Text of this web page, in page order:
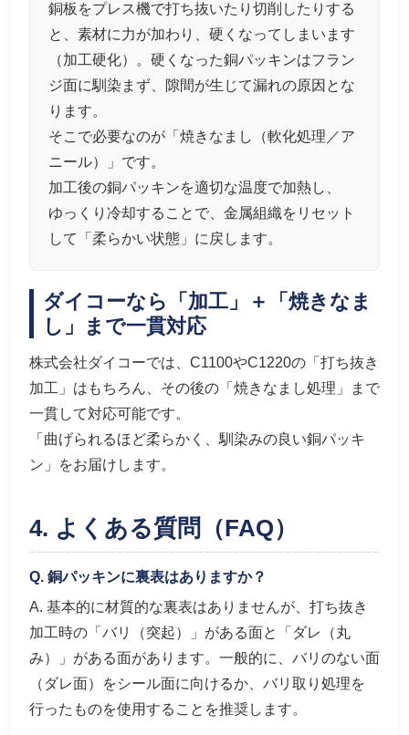
銅板をプレス機で打ち抜いたり切削したりする
と、素材に力が加わり、硬くなってしまいます
（加工硬化）。硬くなった銅パッキンはフラン
ジ面に馴染まず、隙間が生じて漏れの原因とな
ります。
そこで必要なのが「焼きなまし（軟化処理／ア
ニール）」です。
加工後の銅パッキンを適切な温度で加熱し、
ゆっくり冷却することで、金属組織をリセット
して「柔らかい状態」に戻します。
ダイコーなら「加工」＋「焼きなま
し」まで一貫対応
株式会社ダイコーでは、C1100やC1220の「打ち抜き
加工」はもちろん、その後の「焼きなまし処理」まで
一貫して対応可能です。
「曲げられるほど柔らかく、馴染みの良い銅パッキ
ン」をお届けします。
4. よくある質問（FAQ）
Q. 銅パッキンに裏表はありますか？
A. 基本的に材質的な裏表はありませんが、打ち抜き
加工時の「バリ（突起）」がある面と「ダレ（丸
み）」がある面があります。一般的に、バリのない面
（ダレ面）をシール面に向けるか、バリ取り処理を
行ったものを使用することを推奨します。